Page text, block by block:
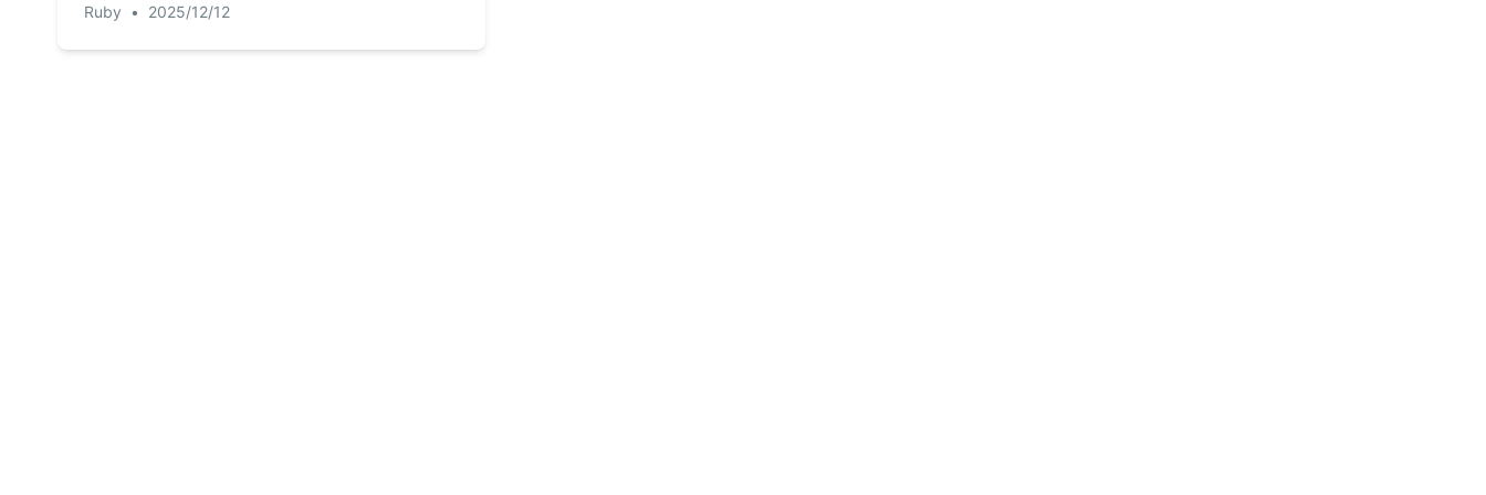
automatisieren kann und Ihnen ermöglicht,
interaktive Berichte und Dashboards in
Ruby • 2025/12/12